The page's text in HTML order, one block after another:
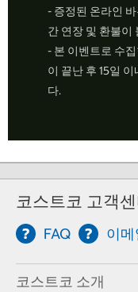
- 증정된 온라인
간 연장 및 환불이
- 본 이벤트로 수
이 끝난 후 15일
다.
코스트코 고객
FAQ 이메
코스트코 소개